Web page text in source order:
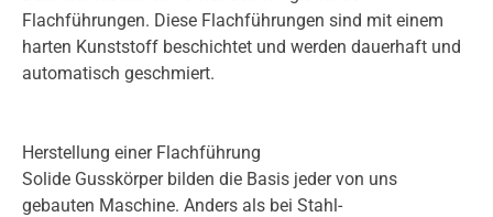
Flachführungen. Diese Flachführungen sind mit einem
harten Kunststoff beschichtet und werden dauerhaft und
automatisch geschmiert.
Herstellung einer Flachführung
Solide Gusskörper bilden die Basis jeder von uns
gebauten Maschine. Anders als bei Stahl-